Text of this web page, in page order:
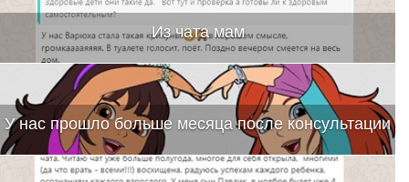
Из чата мам
У нас прошло больше месяца после консультации